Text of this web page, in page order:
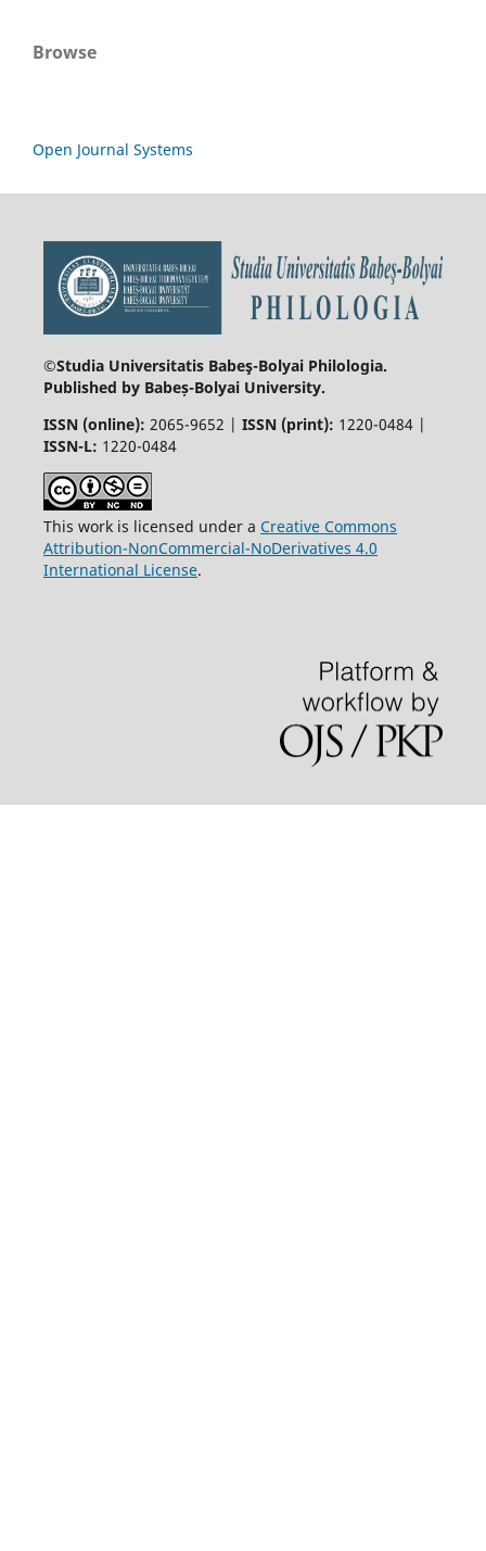
Browse
Open Journal Systems
©Studia Universitatis Babeş-Bolyai Philologia.
Published by Babeș-Bolyai University.
ISSN (online): 2065-9652 | ISSN (print): 1220-0484 |
ISSN-L: 1220-0484
This work is licensed under a Creative Commons
Attribution-NonCommercial-NoDerivatives 4.0
International License.